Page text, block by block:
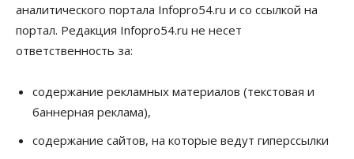
Пенсионеры старше 80 лет в Новосибирской
области получили повышенные пенсии
Финансы
Россияне оформили ипотечных кредитов на 2,6
06 Августа 2026, 15:53
аналитического портала Infopro54.ru и со ссылкой на
портал. Редакция Infopro54.ru не несет
ответственность за:
содержание рекламных материалов (текстовая и
баннерная реклама),
содержание сайтов, на которые ведут гиперссылки